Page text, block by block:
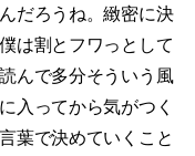
だろうね。緻密に決
は割とフワっとして
んで多分そういう風
入ってから気がつく
葉で決めていくこと